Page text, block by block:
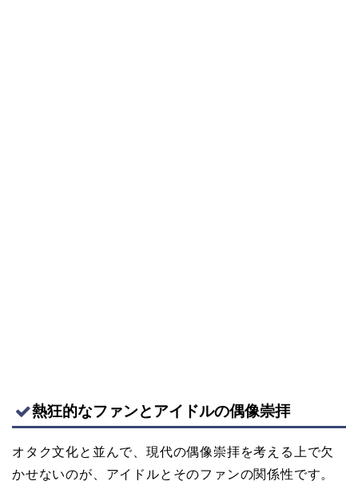
熱狂的なファンとアイドルの偶像崇拝
オタク文化と並んで、現代の偶像崇拝を考える上で欠
かせないのが、アイドルとそのファンの関係性です。